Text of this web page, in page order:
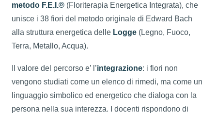
metodo F.E.I.® (Floriterapia Energetica Integrata), che
unisce i 38 fiori del metodo originale di Edward Bach
alla struttura energetica delle Logge (Legno, Fuoco,
Terra, Metallo, Acqua).
Il valore del percorso e’ l’integrazione: i fiori non
vengono studiati come un elenco di rimedi, ma come un
linguaggio simbolico ed energetico che dialoga con la
persona nella sua interezza. I docenti rispondono di